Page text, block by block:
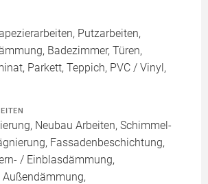
Putzarbeiten,
Badezimmer, Türen,
Parkett, Teppich, PVC / Vinyl,
Neubau Arbeiten, Schimmel-
Fassadenbeschichtung,
/ Einblasdämmung,